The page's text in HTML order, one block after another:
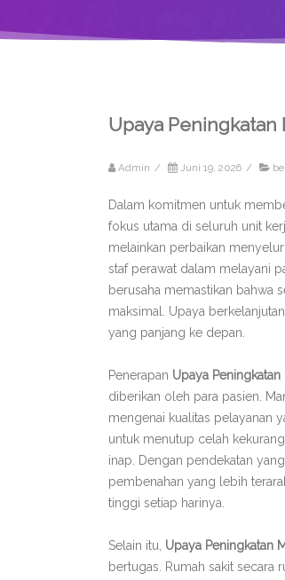
Upaya Peningkatan
Admin / Juni 19, 2026 /
Dalam komitmen untuk
fokus utama di seluruh unit
melainkan perbaikan
staf perawat dalam melayani
berusaha memastikan bahwa
maksimal. Upaya
yang panjang ke depan.
Penerapan Upaya Peningkatan
diberikan oleh para pasien.
mengenai kualitas pelayanan
untuk menutup celah
inap. Dengan pendekatan
pembenahan yang lebih
tinggi setiap harinya.
Selain itu, Upaya Peningkatan
bertugas. Rumah sakit